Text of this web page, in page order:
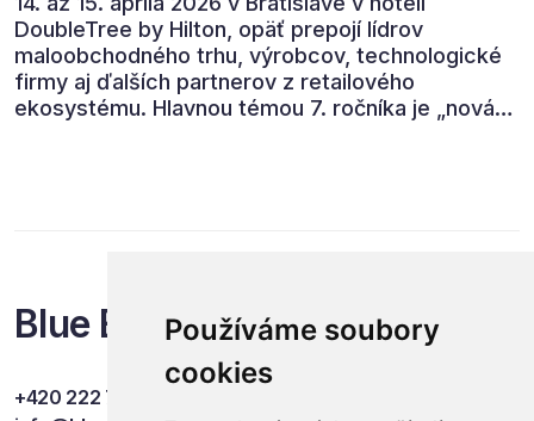
Používáme soubory
cookies
DoubleTree by Hilton, opäť prepojí lídrov
maloobchodného trhu, výrobcov, technologické
firmy aj ďalších partnerov z retailového
ekosystému. Hlavnou témou 7. ročníka je „nová
Blue Events
+420 222 749 841